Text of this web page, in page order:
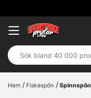
Hem Fiskespön Spinnspön